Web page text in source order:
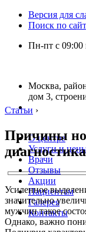
Версия для
Поиск по
Пн-пт с 09:00
Москва,
дом 3,
О центре
Услуги и
Врачи
Отзывы
Акции
Пациентам
Галерея
Контакты
Статьи ›
Причины
диагностика
Усиленное
значительно
мужчин такое
Однако, важно